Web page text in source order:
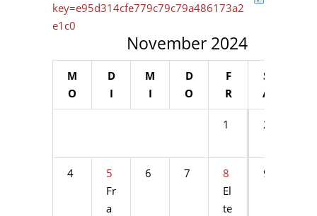
key=e95d314cfe779c79c79a486173a2
e1c0
November 2024
M
O
D
I
M
I
D
O
F
R
S
A
1 2
4
5
Fr
a
6 7
8
El
te
9